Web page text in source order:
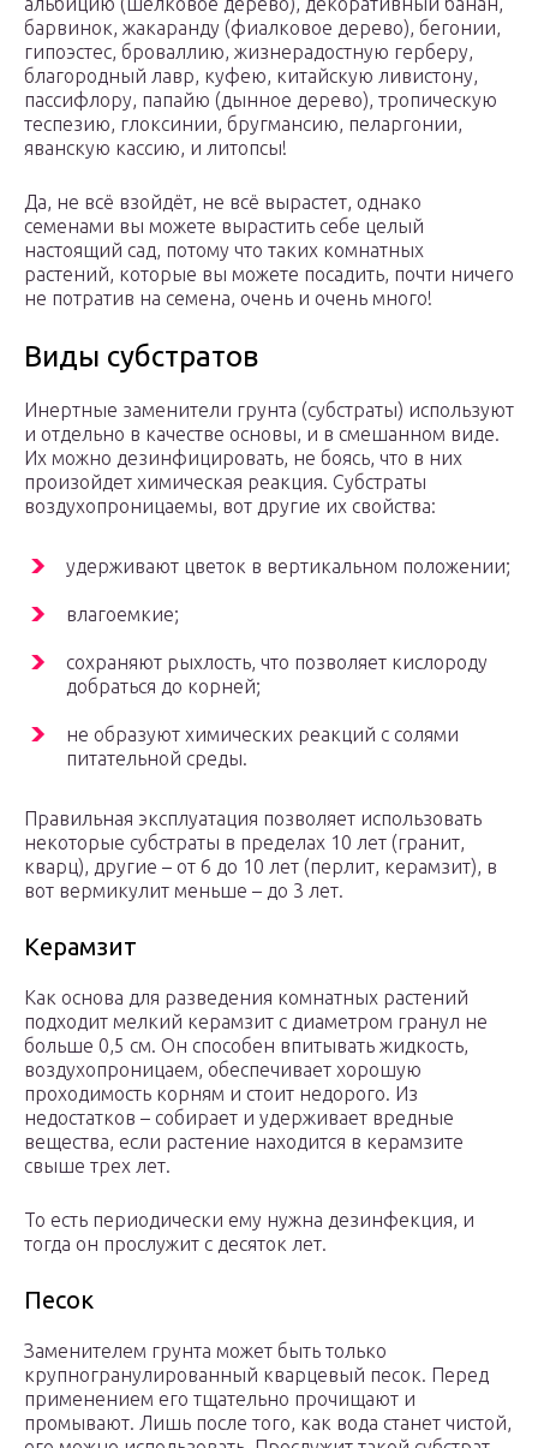
барвинок, жакаранду (фиалковое дерево), бегонии,
гипоэстес, броваллию, жизнерадостную герберу,
благородный лавр, куфею, китайскую ливистону,
пассифлору, папайю (дынное дерево), тропическую
теспезию, глоксинии, бругмансию, пеларгонии,
яванскую кассию, и литопсы!
Да, не всё взойдёт, не всё вырастет, однако
семенами вы можете вырастить себе целый
настоящий сад, потому что таких комнатных
растений, которые вы можете посадить, почти ничего
не потратив на семена, очень и очень много!
Виды субстратов
Инертные заменители грунта (субстраты) используют
и отдельно в качестве основы, и в смешанном виде.
Их можно дезинфицировать, не боясь, что в них
произойдет химическая реакция. Субстраты
воздухопроницаемы, вот другие их свойства:
удерживают цветок в вертикальном положении;
влагоемкие;
сохраняют рыхлость, что позволяет кислороду
добраться до корней;
не образуют химических реакций с солями
питательной среды.
Правильная эксплуатация позволяет использовать
некоторые субстраты в пределах 10 лет (гранит,
кварц), другие – от 6 до 10 лет (перлит, керамзит), в
вот вермикулит меньше – до 3 лет.
Керамзит
Как основа для разведения комнатных растений
подходит мелкий керамзит с диаметром гранул не
больше 0,5 см. Он способен впитывать жидкость,
воздухопроницаем, обеспечивает хорошую
проходимость корням и стоит недорого. Из
недостатков – собирает и удерживает вредные
вещества, если растение находится в керамзите
свыше трех лет.
То есть периодически ему нужна дезинфекция, и
тогда он прослужит с десяток лет.
Песок
Заменителем грунта может быть только
крупногранулированный кварцевый песок. Перед
применением его тщательно прочищают и
промывают. Лишь после того, как вода станет чистой,